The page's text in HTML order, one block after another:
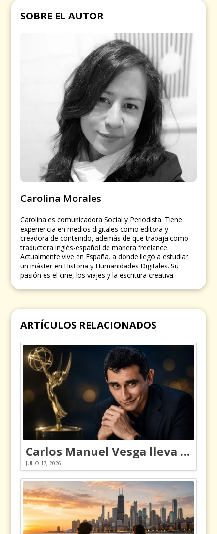
SOBRE EL AUTOR
Carolina Morales
Carolina es comunicadora Social y Periodista. Tiene
experiencia en medios digitales como editora y
creadora de contenido, además de que trabaja como
traductora inglés-español de manera freelance.
Actualmente vive en España, a donde llegó a estudiar
un máster en Historia y Humanidades Digitales. Su
pasión es el cine, los viajes y la escritura creativa.
ARTÍCULOS RELACIONADOS
Carlos Manuel Vesga lleva el nombre de Colombia a los Emmy
JULIO 17, 2026